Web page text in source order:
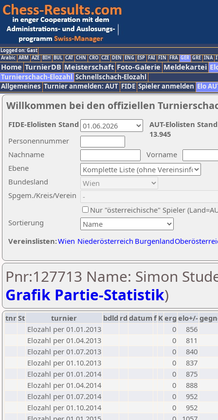
Logged on: Gast
Arabic ARM AZE BIH BUL CAT CHN CRO CZE DEN ENG ESP FAI FIN FRA GER GRE INA
Home TurnierDB Meisterschaft Foto-Galerie Meldekartei
Turnierschach-Elozahl Schnellschach-Elozahl
Allgemeines Turnier anmelden: AUT FIDE Spieler anmelden Elo
Willkommen bei den offiziellen
Nachname
Vorname
Ebene
Sortierung
Personennummer
Bundesland
Spgem./Kreis/Verein
Nur "österreichische" Spieler
Vereinslisten:Wien Niederösterreich Burgenland
AUT-Elolisten
13.945
FIDE-Elolisten Stand
Pnr:127713 Name: Simon
Grafik Partie-Statistik)
tnrSt turnier bdld rd datumf Kerg elo+/-
Elozahl per 01.01.2013
0
856
Elozahl per 01.04.2013
0
811
Elozahl per 01.07.2013
0
840
Elozahl per 01.10.2013
0
837
Elozahl per 01.01.2014
0
875
Elozahl per 01.04.2014
0
888
Elozahl per 01.07.2014
0
952
Elozahl per 01.10.2014
0
952